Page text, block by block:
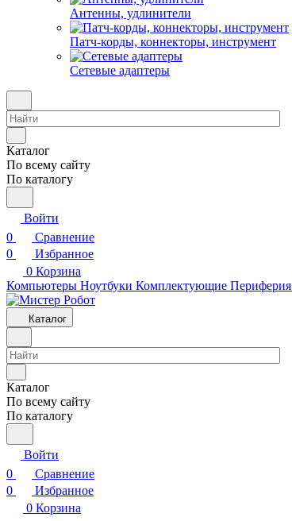
Антенны, удлинители
Патч-корды, коннекторы, инструмент
Сетевые адаптеры
Каталог
По всему сайту
По каталогу
Войти
0
Сравнение
0
Избранное
0 Корзина
Компьютеры Ноутбуки Комплектующие Периферия
Каталог
Каталог
По всему сайту
По каталогу
Войти
0
Сравнение
0
Избранное
0 Корзина